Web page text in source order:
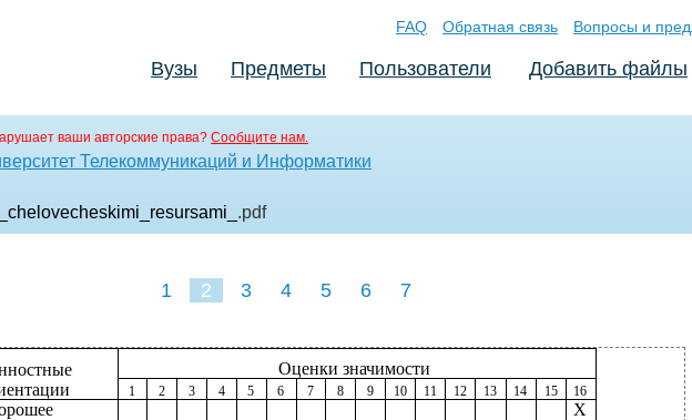
FAQ Обратная связь Вопросы и
Вузы Предметы Пользователи Добавить файлы
ваши авторские права? Сообщите нам.
Телекоммуникаций и Информатики
.pdf
1 2 3 4 5 6 7
Оценки значимости
1 2 3 4 5 6 7 8 9 10 11 12 13 14 15 16
X